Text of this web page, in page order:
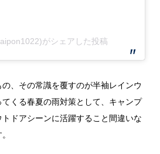
がシェアした投稿
、その常識を覆すのが半袖レインウ
くる春夏の雨対策として、キャンプ
ドアシーンに活躍すること間違いな